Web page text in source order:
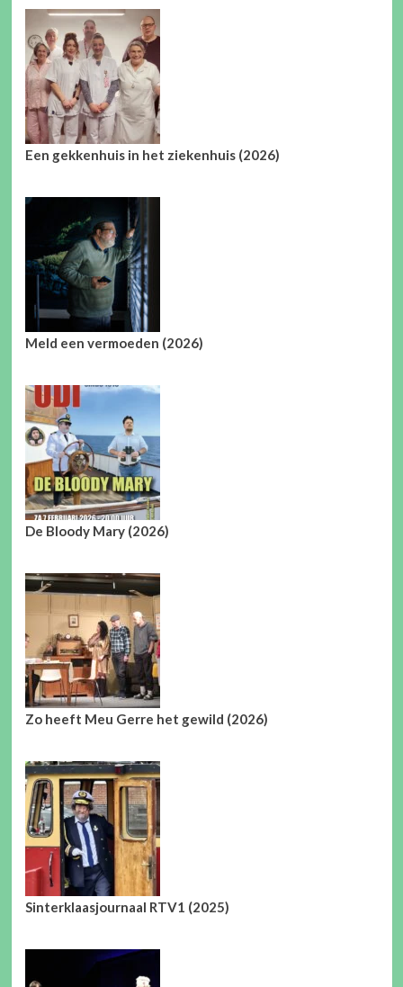
Een gekkenhuis in het ziekenhuis (2026)
Meld een vermoeden (2026)
De Bloody Mary (2026)
Zo heeft Meu Gerre het gewild (2026)
Sinterklaasjournaal RTV1 (2025)